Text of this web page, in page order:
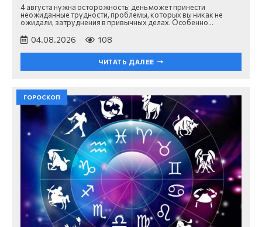
4 августа нужна осторожность: день может принести
неожиданные трудности, проблемы, которых вы никак не
ожидали, затруднения в привычных делах. Особенно…
04.08.2026 108
ЧИТАТЬ ДАЛЕЕ
ГОРОСКОП